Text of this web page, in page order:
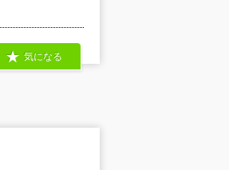
気になる